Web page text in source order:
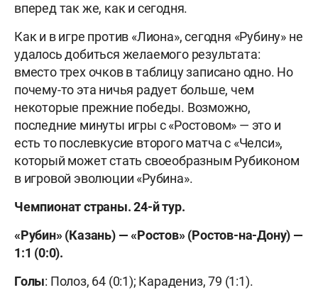
вперед так же, как и сегодня.
Как и в игре против «Лиона», сегодня «Рубину» не
удалось добиться желаемого результата:
вместо трех очков в таблицу записано одно. Но
почему-то эта ничья радует больше, чем
некоторые прежние победы. Возможно,
последние минуты игры с «Ростовом» — это и
есть то послевкусие второго матча с «Челси»,
который может стать своеобразным Рубиконом
в игровой эволюции «Рубина».
Чемпионат страны. 24-й тур.
«Рубин» (Казань) — «Ростов» (Ростов-на-Дону) —
1:1 (0:0).
Голы: Полоз, 64 (0:1); Карадениз, 79 (1:1).